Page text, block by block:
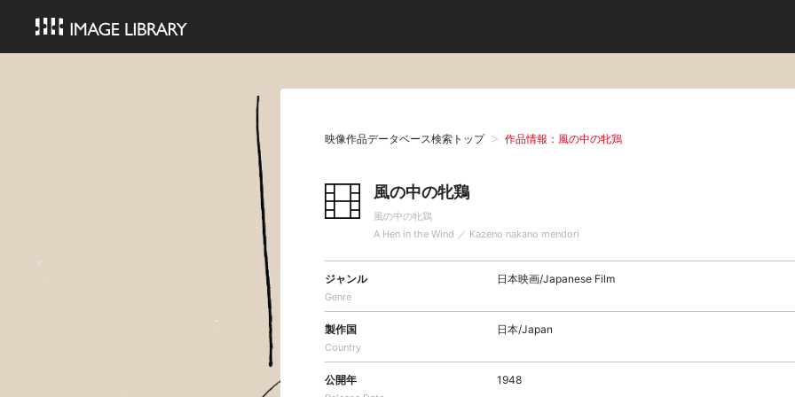
映像作品データベース検索トップ 作品情報：風の中の牝鶏
風の中の牝鶏
風の中の牝鶏
A Hen in the Wind ／ Kazeno nakano mendori
ジャンル
Genre
日本映画/Japanese Film
製作国
Country
日本/Japan
公開年 1948